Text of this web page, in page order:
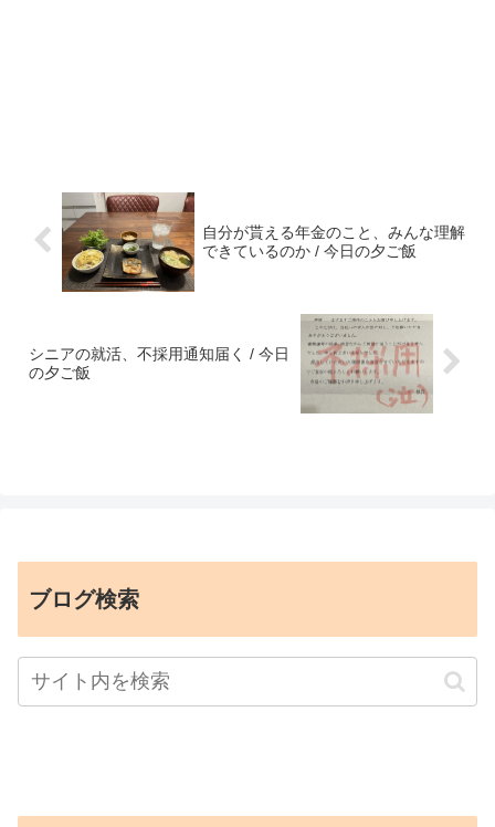
自分が貰える年金のこと、みんな理解
できているのか / 今日の夕ご飯
シニアの就活、不採用通知届く / 今日
の夕ご飯
ブログ検索